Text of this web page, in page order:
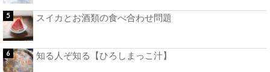
スイカとお酒類の食べ合わせ問題
知る人ぞ知る【ひろしまっこ汁】